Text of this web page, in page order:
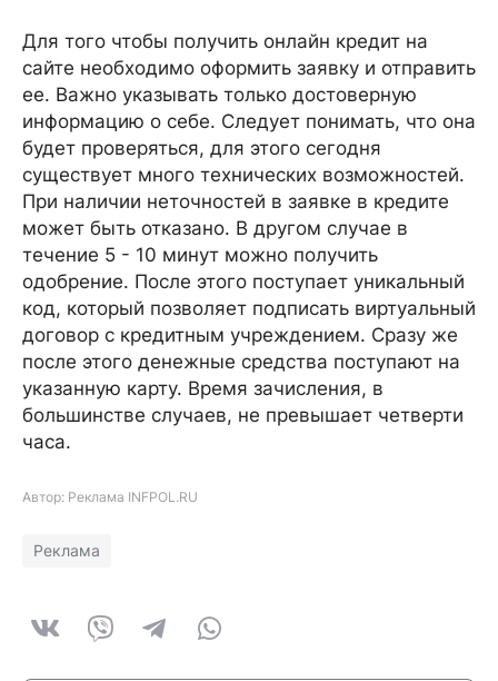
Для того чтобы получить онлайн кредит на
сайте необходимо оформить заявку и отправить
ее. Важно указывать только достоверную
информацию о себе. Следует понимать, что она
будет проверяться, для этого сегодня
существует много технических возможностей.
При наличии неточностей в заявке в кредите
может быть отказано. В другом случае в
течение 5 - 10 минут можно получить
одобрение. После этого поступает уникальный
код, который позволяет подписать виртуальный
договор с кредитным учреждением. Сразу же
после этого денежные средства поступают на
указанную карту. Время зачисления, в
большинстве случаев, не превышает четверти
часа.
Автор: Реклама INFPOL.RU
Реклама